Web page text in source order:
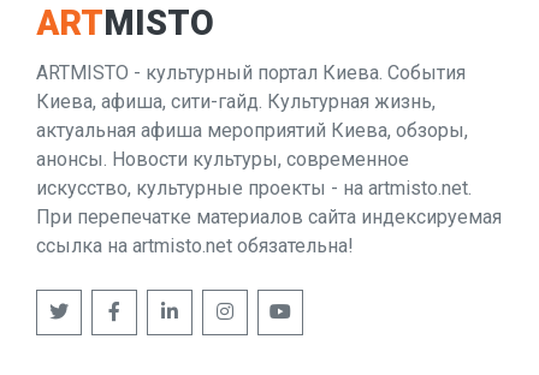
ARTMISTO
ARTMISTO - культурный портал Киева. События
Киева, афиша, сити-гайд. Культурная жизнь,
актуальная афиша мероприятий Киева, обзоры,
анонсы. Новости культуры, современное
искусство, культурные проекты - на artmisto.net.
При перепечатке материалов сайта индексируемая
ссылка на artmisto.net обязательна!